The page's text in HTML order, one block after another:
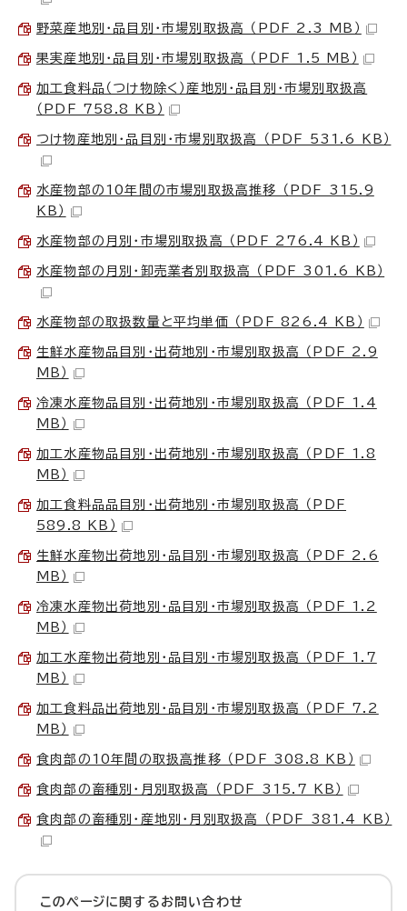
野菜産地別・品目別・市場別取扱高 （PDF 2.3 MB）
果実産地別・品目別・市場別取扱高 （PDF 1.5 MB）
加工食料品（つけ物除く）産地別・品目別・市場別取扱高
（PDF 758.8 KB）
つけ物産地別・品目別・市場別取扱高 （PDF 531.6 KB）
水産物部の10年間の市場別取扱高推移 （PDF 315.9
KB）
水産物部の月別・市場別取扱高 （PDF 276.4 KB）
水産物部の月別・卸売業者別取扱高 （PDF 301.6 KB）
水産物部の取扱数量と平均単価 （PDF 826.4 KB）
生鮮水産物品目別・出荷地別・市場別取扱高 （PDF 2.9
MB）
冷凍水産物品目別・出荷地別・市場別取扱高 （PDF 1.4
MB）
加工水産物品目別・出荷地別・市場別取扱高 （PDF 1.8
MB）
加工食料品品目別・出荷地別・市場別取扱高 （PDF
589.8 KB）
生鮮水産物出荷地別・品目別・市場別取扱高 （PDF 2.6
MB）
冷凍水産物出荷地別・品目別・市場別取扱高 （PDF 1.2
MB）
加工水産物出荷地別・品目別・市場別取扱高 （PDF 1.7
MB）
加工食料品出荷地別・品目別・市場別取扱高 （PDF 7.2
MB）
食肉部の10年間の取扱高推移 （PDF 308.8 KB）
食肉部の畜種別・月別取扱高 （PDF 315.7 KB）
食肉部の畜種別・産地別・月別取扱高 （PDF 381.4 KB）
このページに関する お問い合わせ